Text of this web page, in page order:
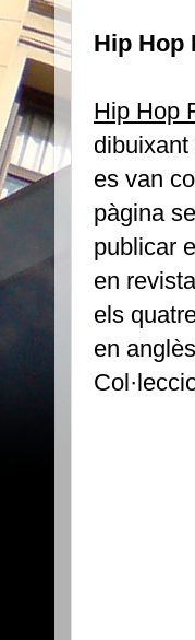
Hip Hop
Hip Hop
es van
pàgina
publicar
en
els
en